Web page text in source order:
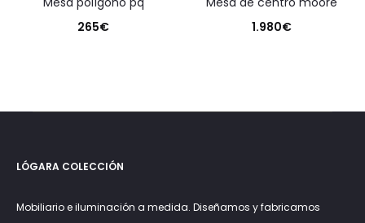
265€
1.980€
LÓGARA COLECCIÓN
Mobiliario e iluminación a medida. Diseñamos y fabricamos